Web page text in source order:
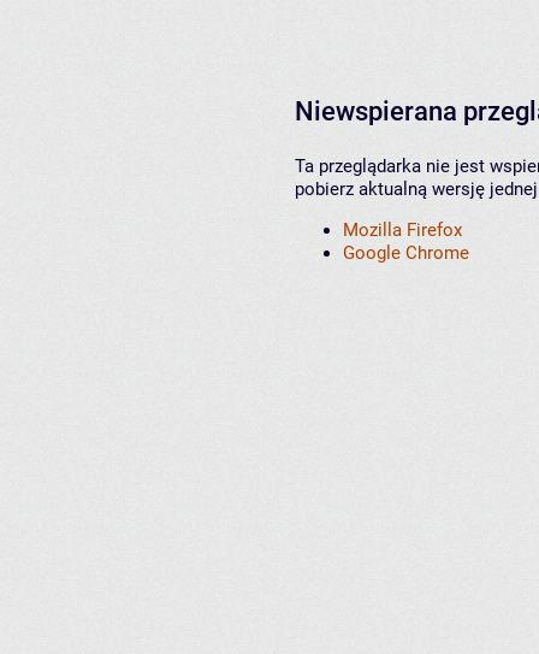
Niewspierana
Ta przeglądarka nie jest
pobierz aktualną wersję
Mozilla Firefox
Google Chrome